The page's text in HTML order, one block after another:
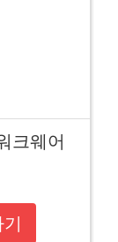
크웨어